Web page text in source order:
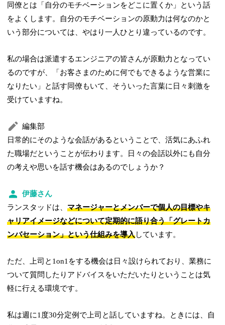
同僚とは「自分のモチベーションをどこに置くか」という話
をよくします。自分のモチベーションの原動力は何なのかと
いう部分については、やはり一人ひとり違っているのです。
私の場合は派遣するエンジニアの皆さんが原動力となってい
るのですが、「お客さまのために何でもできるような営業に
なりたい」と話す同僚もいて、そういった言葉に日々刺激を
受けていますね。
編集部
日常的にそのような会話があるということで、活気にあふれ
た職場だということが伝わります。日々の会話以外にも自分
の考えや思いを話す機会はあるのでしょうか？
伊藤さん
ランスタッドは、マネージャーとメンバーで個人の目標やキ
ャリアイメージなどについて定期的に語り合う「グレートカ
ンバセーション」という仕組みを導入しています。
ただ、上司と1on1をする機会は日々設けられており、業務に
ついて質問したりアドバイスをいただいたりということは気
軽に行える環境です。
私は週に1度30分定例で上司と話していますね。ときには、自